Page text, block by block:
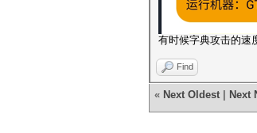
有时候字典攻击的速
Find
« Next Oldest Next